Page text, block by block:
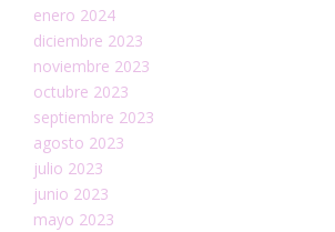
enero 2024
diciembre 2023
noviembre 2023
octubre 2023
septiembre 2023
agosto 2023
julio 2023
junio 2023
mayo 2023